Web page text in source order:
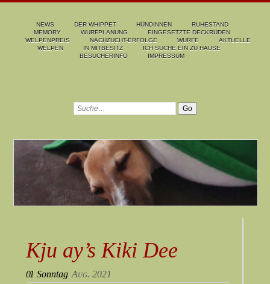
NEWS DER WHIPPET HÜNDINNEN
RUHESTAND
MEMORY
WURFPLANUNG
EINGESETZTE DECKRÜDEN
WELPENPREIS
NACHZUCHT-ERFOLGE WÜRFE
AKTUELLE
WELPEN
IN MITBESITZ
ICH SUCHE EIN ZU HAUSE
BESUCHERINFO
IMPRESSUM
Kju ay’s Kiki Dee
01 Sonntag Aug. 2021